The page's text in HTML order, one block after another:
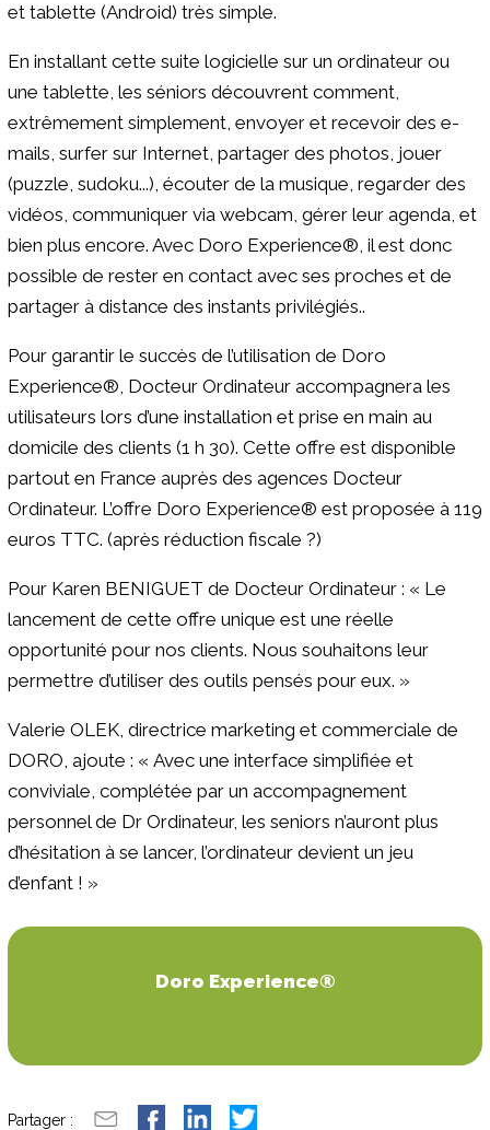
et tablette (Android) très simple.
En installant cette suite logicielle sur un ordinateur ou
une tablette, les séniors découvrent comment,
extrêmement simplement, envoyer et recevoir des e-
mails, surfer sur Internet, partager des photos, jouer
(puzzle, sudoku...), écouter de la musique, regarder des
vidéos, communiquer via webcam, gérer leur agenda, et
bien plus encore. Avec Doro Experience®, il est donc
possible de rester en contact avec ses proches et de
partager à distance des instants privilégiés..
Pour garantir le succès de l’utilisation de Doro
Experience®, Docteur Ordinateur accompagnera les
utilisateurs lors d’une installation et prise en main au
domicile des clients (1 h 30). Cette offre est disponible
partout en France auprès des agences Docteur
Ordinateur. L’offre Doro Experience® est proposée à 119
euros TTC. (après réduction fiscale ?)
Pour Karen BENIGUET de Docteur Ordinateur : « Le
lancement de cette offre unique est une réelle
opportunité pour nos clients. Nous souhaitons leur
permettre d’utiliser des outils pensés pour eux. »
Valerie OLEK, directrice marketing et commerciale de
DORO, ajoute : « Avec une interface simplifiée et
conviviale, complétée par un accompagnement
personnel de Dr Ordinateur, les seniors n’auront plus
d’hésitation à se lancer, l’ordinateur devient un jeu
d’enfant ! »
Doro Experience®
Partager :